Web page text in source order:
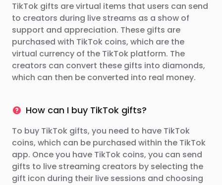
TikTok gifts are virtual items that users can send
to creators during live streams as a show of
support and appreciation. These gifts are
purchased with TikTok coins, which are the
virtual currency of the TikTok platform. The
creators can convert these gifts into diamonds,
which can then be converted into real money.
How can I buy TikTok gifts?
To buy TikTok gifts, you need to have TikTok
coins, which can be purchased within the TikTok
app. Once you have TikTok coins, you can send
gifts to live streaming creators by selecting the
gift icon during their live sessions and choosing